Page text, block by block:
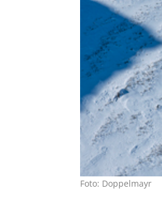
Foto: Doppelmayr